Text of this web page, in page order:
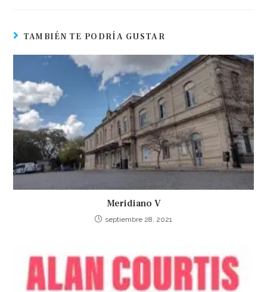
TAMBIÉN TE PODRÍA GUSTAR
Meridiano V
septiembre 28, 2021